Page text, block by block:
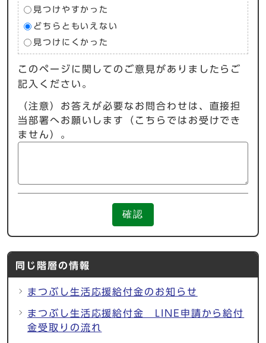
見つけやすかった
どちらともいえない
見つけにくかった
このページに関してのご意見がありましたらご
記入ください。
（注意）お答えが必要なお問合わせは、直接担
当部署へお願いします（こちらではお受けでき
ません）。
確認
同じ階層の情報
まつぶし生活応援給付金のお知らせ
まつぶし生活応援給付金 LINE申請から給付
金受取りの流れ